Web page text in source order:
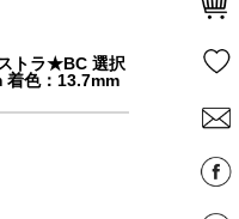
トラ★BC 選択
色：13.7mm